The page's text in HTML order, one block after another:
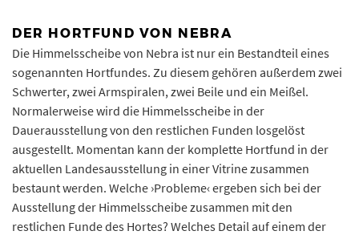
DER HORTFUND VON NEBRA
Die Himmelsscheibe von Nebra ist nur ein Bestandteil eines
sogenannten Hortfundes. Zu diesem gehören außerdem zwei
Schwerter, zwei Armspiralen, zwei Beile und ein Meißel.
Normalerweise wird die Himmelsscheibe in der
Dauerausstellung von den restlichen Funden losgelöst
ausgestellt. Momentan kann der komplette Hortfund in der
aktuellen Landesausstellung in einer Vitrine zusammen
bestaunt werden. Welche ›Probleme‹ ergeben sich bei der
Ausstellung der Himmelsscheibe zusammen mit den
restlichen Funde des Hortes? Welches Detail auf einem der